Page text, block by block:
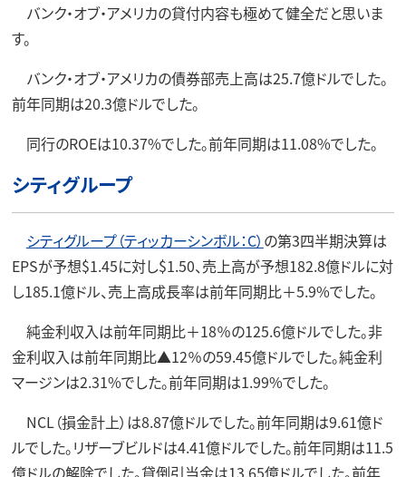
バンク・オブ・アメリカの貸付内容も極めて健全だと思いま
す。
バンク・オブ・アメリカの債券部売上高は25.7億ドルでした。
前年同期は20.3億ドルでした。
同行のROEは10.37%でした。前年同期は11.08%でした。
シティグループ
シティグループ（ティッカーシンボル：C） の第3四半期決算は
EPSが予想$1.45に対し$1.50、売上高が予想182.8億ドルに対
し185.1億ドル、売上高成長率は前年同期比＋5.9%でした。
純金利収入は前年同期比＋18％の125.6億ドルでした。非
金利収入は前年同期比▲12％の59.45億ドルでした。純金利
マージンは2.31%でした。前年同期は1.99%でした。
NCL（損金計上）は8.87億ドルでした。前年同期は9.61億ド
ルでした。リザーブビルドは4.41億ドルでした。前年同期は11.5
億ドルの解除でした。貸倒引当金は13.65億ドルでした。前年